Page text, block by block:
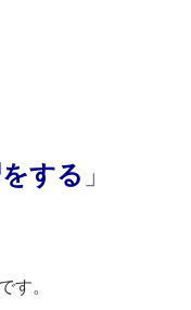
する 」
す。